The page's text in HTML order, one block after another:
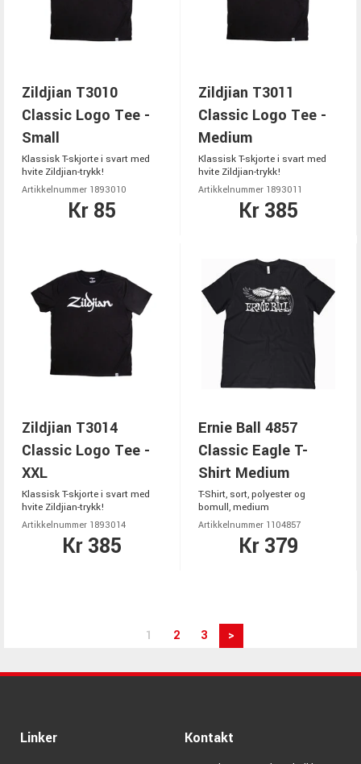
Zildjian T3010
Classic Logo Tee -
Small
Klassisk T-skjorte i svart med
hvite Zildjian-trykk!
Artikkelnummer 1893010
Kr 85
Zildjian T3011
Classic Logo Tee -
Medium
Klassisk T-skjorte i svart med
hvite Zildjian-trykk!
Artikkelnummer 1893011
Kr 385
Zildjian T3014
Classic Logo Tee -
XXL
Klassisk T-skjorte i svart med
hvite Zildjian-trykk!
Artikkelnummer 1893014
Kr 385
Ernie Ball 4857
Classic Eagle T-
Shirt Medium
T-Shirt, sort, polyester og
bomull, medium
Artikkelnummer 1104857
Kr 379
1 2 3 >
Linker Kontakt